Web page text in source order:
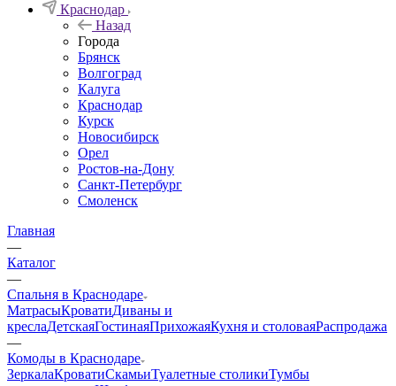
Краснодар
Назад
Города
Брянск
Волгоград
Калуга
Краснодар
Курск
Новосибирск
Орел
Ростов-на-Дону
Санкт-Петербург
Смоленск
Главная
—
Каталог
—
Спальня в Краснодаре
МатрасыКроватиДиваны и
креслаДетскаяГостинаяПрихожаяКухня и столоваяРаспродажа
—
Комоды в Краснодаре
ЗеркалаКроватиСкамьиТуалетные столикиТумбы